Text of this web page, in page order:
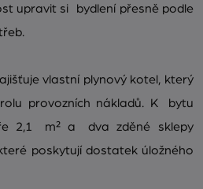
upravit si bydlení přesně podle
vlastní plynový kotel, který
provozních nákladů. K bytu
2,1 m² a dva zděné sklepy
poskytují dostatek úložného